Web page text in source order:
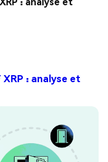
: analyse et